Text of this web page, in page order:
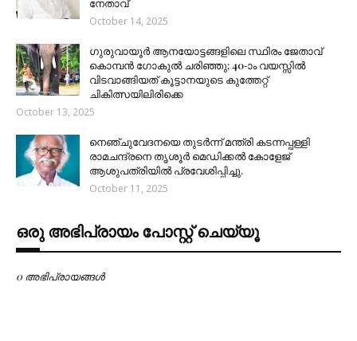
നേതാവ്
October 14, 2025
ഗുരുവായൂർ ആനയോട്ടങ്ങളിലെ സ്ഥിരം ജേതാവ്
കൊമ്പൻ ഗോകുൽ ചരിഞ്ഞു; 40-ാം വയസ്സിൽ
വിടവാങ്ങിയത് കൂട്ടാനയുടെ കുത്തേറ്റ്
ചികിത്സയിലിരിക്കെ
October 13, 2025
നെഞ്ചുവേദനയെ തുടർന്ന് മന്ത്രി കടന്നപ്പള്ളി
രാമചന്ദ്രനെ തൃശൂർ മെഡിക്കൽ കോളേജ്
ആശുപത്രിയിൽ പ്രവേശിപ്പിച്ചു.
October 11, 2025
ഒരു അഭിപ്രായം പോസ്റ്റ് ചെയ്യൂ
0 അഭിപ്രായങ്ങള്‍